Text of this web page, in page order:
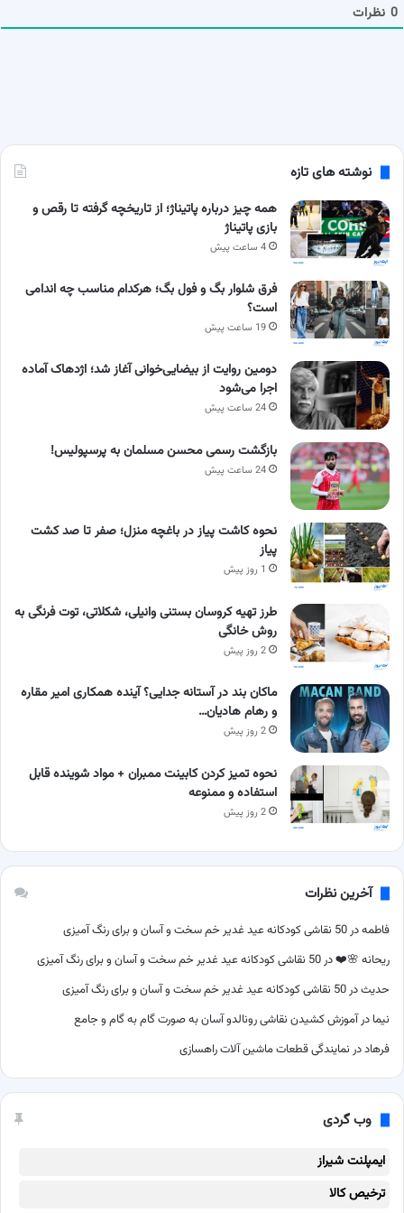
0 نظرات
نوشته های تازه
همه چیز درباره پاتیناژ؛ از تاریخچه گرفته تا رقص و
بازی پاتیناژ
4 ساعت پیش
فرق شلوار بگ و فول بگ؛ هرکدام مناسب چه اندامی
است؟
19 ساعت پیش
دومین روایت از بیضایی‌خوانی آغاز شد؛ اژدهاک آماده
اجرا می‌شود
24 ساعت پیش
بازگشت رسمی محسن مسلمان به پرسپولیس!
24 ساعت پیش
نحوه کاشت پیاز در باغچه منزل؛ صفر تا صد کشت
پیاز
1 روز پیش
طرز تهیه کروسان بستنی وانیلی، شکلاتی، توت فرنگی به
روش خانگی
2 روز پیش
ماکان بند در آستانه جدایی؟ آینده همکاری امیر مقاره
و رهام هادیان…
2 روز پیش
نحوه تمیز کردن کابینت ممبران + مواد شوینده قابل
استفاده و ممنوعه
2 روز پیش
آخرین نظرات
فاطمهدر 50 نقاشی کودکانه عید غدیر خم سخت و آسان و برای رنگ آمیزی
ریحانه 🌸❤️در 50 نقاشی کودکانه عید غدیر خم سخت و آسان و برای رنگ آمیزی
حدیثدر 50 نقاشی کودکانه عید غدیر خم سخت و آسان و برای رنگ آمیزی
نیما درآموزش کشیدن نقاشی رونالدو آسان به صورت گام به گام و جامع
فرهاددر نمایندگی قطعات ماشین آلات راهسازی
وب گردی
ایمپلنت شیراز
ترخیص کالا